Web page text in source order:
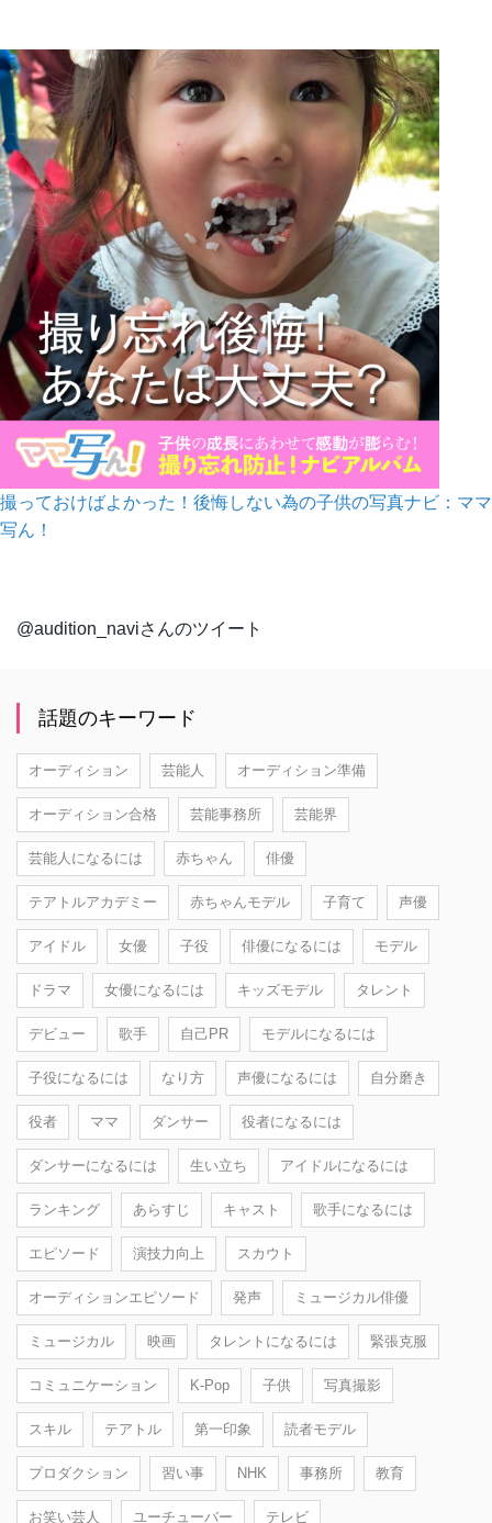
撮っておけばよかった！後悔しない為の子供の写真ナビ：ママ
写ん！
@audition_naviさんのツイート
話題のキーワード
オーディション 芸能人 オーディション準備
オーディション合格 芸能事務所 芸能界
芸能人になるには 赤ちゃん 俳優
テアトルアカデミー 赤ちゃんモデル 子育て 声優
アイドル 女優 子役 俳優になるには モデル
ドラマ 女優になるには キッズモデル タレント
デビュー 歌手 自己PR モデルになるには
子役になるには なり方 声優になるには 自分磨き
役者 ママ ダンサー 役者になるには
ダンサーになるには 生い立ち アイドルになるには
ランキング あらすじ キャスト 歌手になるには
エピソード 演技力向上 スカウト
オーディションエピソード 発声 ミュージカル俳優
ミュージカル 映画 タレントになるには 緊張克服
コミュニケーション K-Pop 子供 写真撮影
スキル テアトル 第一印象 読者モデル
プロダクション 習い事 NHK 事務所 教育
お笑い芸人 ユーチューバー テレビ